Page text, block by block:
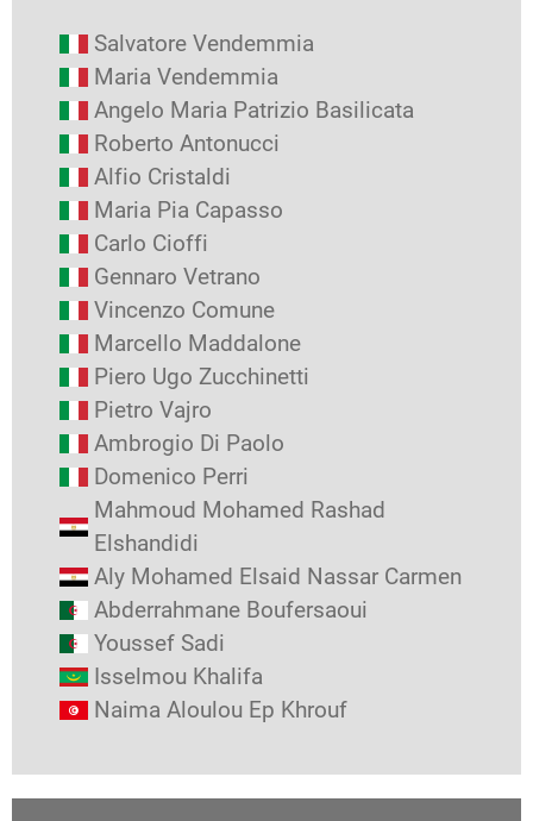
Salvatore Vendemmia
Maria Vendemmia
Angelo Maria Patrizio Basilicata
Roberto Antonucci
Alfio Cristaldi
Maria Pia Capasso
Carlo Cioffi
Gennaro Vetrano
Vincenzo Comune
Marcello Maddalone
Piero Ugo Zucchinetti
Pietro Vajro
Ambrogio Di Paolo
Domenico Perri
Mahmoud Mohamed Rashad
Elshandidi
Aly Mohamed Elsaid Nassar Carmen
Abderrahmane Boufersaoui
Youssef Sadi
Isselmou Khalifa
Naima Aloulou Ep Khrouf